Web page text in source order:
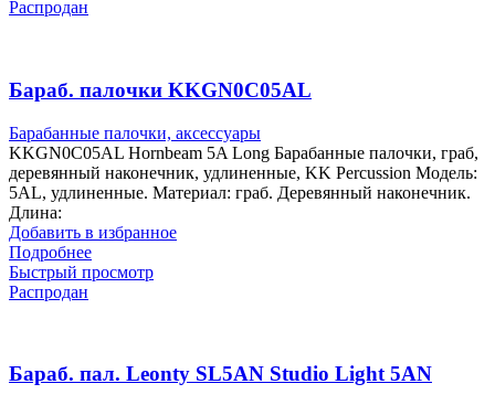
Распродан
Бараб. палочки KKGN0C05AL
Барабанные палочки, аксессуары
KKGN0C05AL Hornbeam 5A Long Барабанные палочки, граб,
деревянный наконечник, удлиненные, KK Percussion Модель:
5AL, удлиненные. Материал: граб. Деревянный наконечник.
Длина:
Добавить в избранное
Подробнее
Быстрый просмотр
Распродан
Бараб. пал. Leonty SL5AN Studio Light 5AN